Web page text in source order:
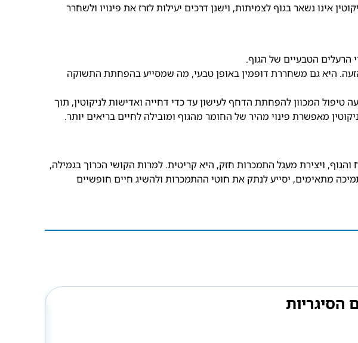
אינו נשאר בגוף לצמיתות, וישנן דרכים יעילות לזרז את פינויו ולשחרר
הרעלים הטבעיים של הגוף.
היא גם משחררת דופמין באופן טבעי, מה שמסייע בהפחתת התשוקה
המכוון להפחתת הדחף לעישון עד כדי דחייה ואדישות לניקוטין, תוך
מאפשרת פינוי מהיר של החומר מהגוף ומובילה לחיים בריאים יותר.
ויצירת מעגל התמכרות חזק, היא קריטית. למרות הקושי הכרוך בגמילה,
מתאימים, יסייע לנתק את חוטי ההתמכרות ולהשיג חיים חופשיים
הסיגריות